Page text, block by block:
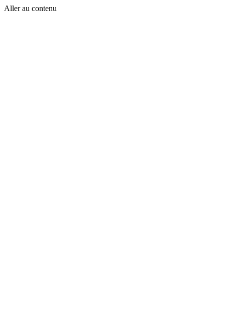
Aller au contenu